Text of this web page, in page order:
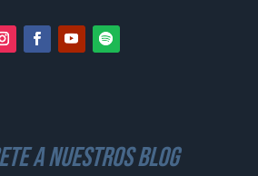
a nuestros blog